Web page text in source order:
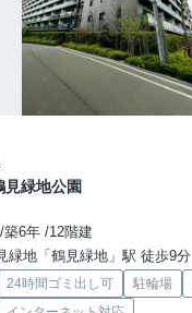
見緑地公園
6年 /12階建
緑地「鶴見緑地」駅 徒歩9分
24時間ゴミ出し可 駐輪場